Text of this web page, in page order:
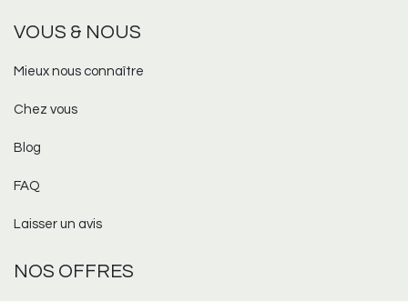
VOUS & NOUS
Mieux nous connaître
Chez vous
Blog
FAQ
Laisser un avis
NOS OFFRES